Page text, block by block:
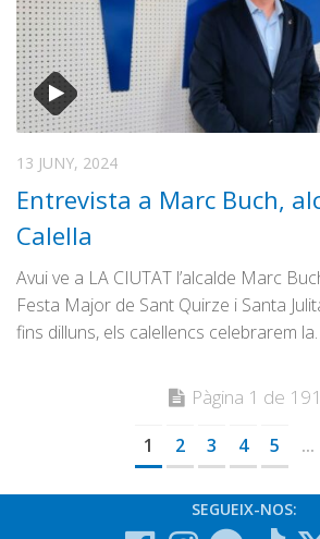
13 JUNY, 2024
Entrevista a Marc Buch,
Calella
Avui ve a LA CIUTAT l’alcalde Marc
Festa Major de Sant Quirze i Santa
fins dilluns, els calellencs celebrarem
Pàgina 1 de 191
1 2 3 4 5 ...
SEGUEIX-NOS: